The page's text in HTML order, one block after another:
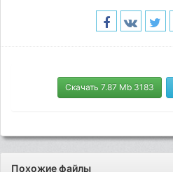
Скачать 7.87 Mb 3183
Похожие файлы